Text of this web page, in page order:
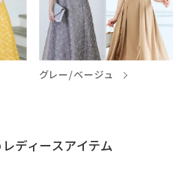
グレー/ベージュ
ディースアイテム